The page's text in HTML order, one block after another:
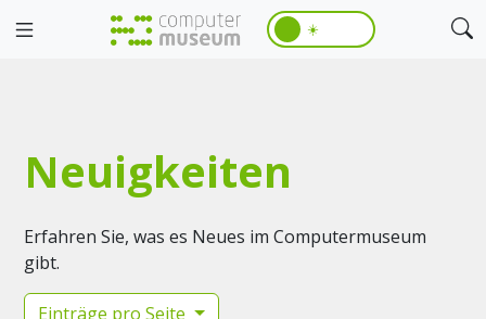
☀️
Neuigkeiten
Erfahren Sie, was es Neues im Computermuseum
gibt.
Einträge pro Seite